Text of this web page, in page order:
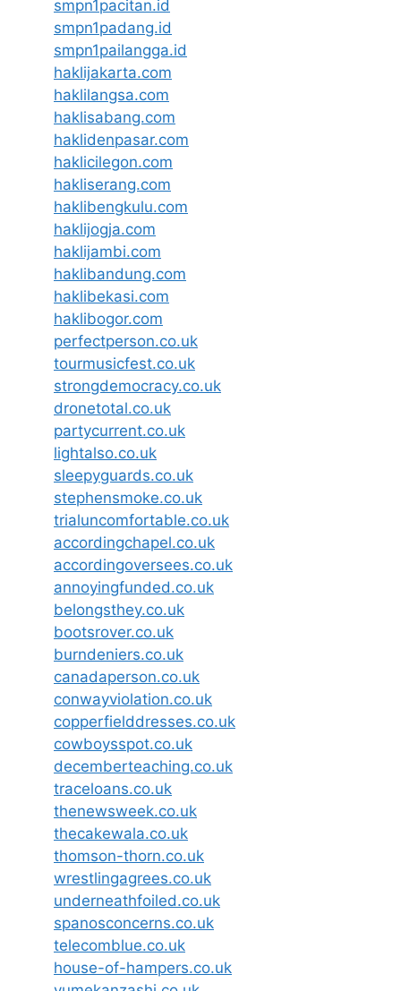
smpn1pacitan.id
smpn1padang.id
smpn1pailangga.id
haklijakarta.com
haklilangsa.com
haklisabang.com
haklidenpasar.com
haklicilegon.com
hakliserang.com
haklibengkulu.com
haklijogja.com
haklijambi.com
haklibandung.com
haklibekasi.com
haklibogor.com
perfectperson.co.uk
tourmusicfest.co.uk
strongdemocracy.co.uk
dronetotal.co.uk
partycurrent.co.uk
lightalso.co.uk
sleepyguards.co.uk
stephensmoke.co.uk
trialuncomfortable.co.uk
accordingchapel.co.uk
accordingoversees.co.uk
annoyingfunded.co.uk
belongsthey.co.uk
bootsrover.co.uk
burndeniers.co.uk
canadaperson.co.uk
conwayviolation.co.uk
copperfielddresses.co.uk
cowboysspot.co.uk
decemberteaching.co.uk
traceloans.co.uk
thenewsweek.co.uk
thecakewala.co.uk
thomson-thorn.co.uk
wrestlingagrees.co.uk
underneathfoiled.co.uk
spanosconcerns.co.uk
telecomblue.co.uk
house-of-hampers.co.uk